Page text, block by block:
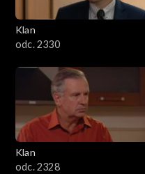
Klan
odc. 2330
Klan
odc. 2328